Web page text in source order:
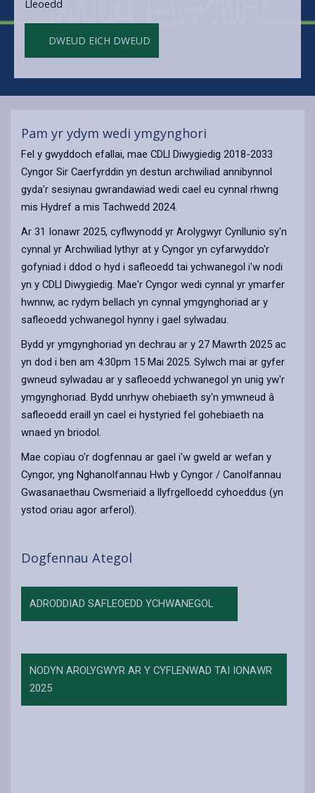
Lleoedd
DWEUD EICH DWEUD
Pam yr ydym wedi ymgynghori
Fel y gwyddoch efallai, mae CDLl Diwygiedig 2018-2033
Cyngor Sir Caerfyrddin yn destun archwiliad annibynnol
gyda'r sesiynau gwrandawiad wedi cael eu cynnal rhwng
mis Hydref a mis Tachwedd 2024.
Ar 31 Ionawr 2025, cyflwynodd yr Arolygwyr Cynllunio sy'n
cynnal yr Archwiliad lythyr at y Cyngor yn cyfarwyddo'r
gofyniad i ddod o hyd i safleoedd tai ychwanegol i'w nodi
yn y CDLl Diwygiedig. Mae'r Cyngor wedi cynnal yr ymarfer
hwnnw, ac rydym bellach yn cynnal ymgynghoriad ar y
safleoedd ychwanegol hynny i gael sylwadau.
Bydd yr ymgynghoriad yn dechrau ar y 27 Mawrth 2025 ac
yn dod i ben am 4:30pm 15 Mai 2025. Sylwch mai ar gyfer
gwneud sylwadau ar y safleoedd ychwanegol yn unig yw'r
ymgynghoriad. Bydd unrhyw ohebiaeth sy'n ymwneud â
safleoedd eraill yn cael ei hystyried fel gohebiaeth na
wnaed yn briodol.
Mae copïau o'r dogfennau ar gael i'w gweld ar wefan y
Cyngor, yng Nghanolfannau Hwb y Cyngor / Canolfannau
Gwasanaethau Cwsmeriaid a llyfrgelloedd cyhoeddus (yn
ystod oriau agor arferol).
Dogfennau Ategol
ADRODDIAD SAFLEOEDD YCHWANEGOL
NODYN AROLYGWYR AR Y CYFLENWAD TAI IONAWR
2025